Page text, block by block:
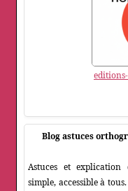
Blog astuces
Astuces et explication
simple, accessible à